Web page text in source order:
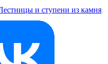
и ступени из камня